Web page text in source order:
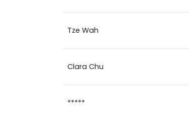
Tze Wah
Clara Chu
*****